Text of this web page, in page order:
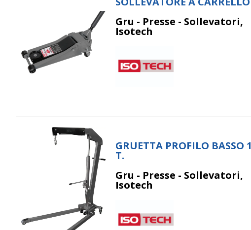
Gru - Presse - Sollevatori,
Isotech
GRUETTA PROFILO BASSO 1
T.
Gru - Presse - Sollevatori,
Isotech